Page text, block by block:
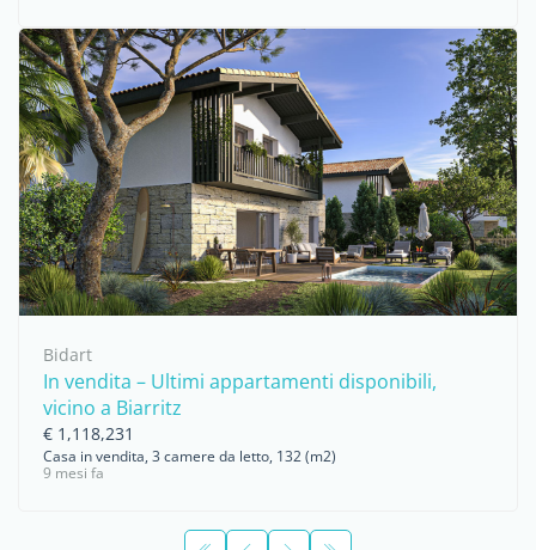
Bidart
In vendita – Ultimi appartamenti disponibili,
vicino a Biarritz
€ 1,118,231
Casa in vendita, 3 camere da letto, 132 (m2)
9 mesi fa